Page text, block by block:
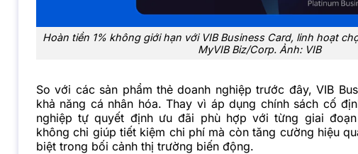
Hoàn tiền 1% không giới hạn với VIB Business Card, linh hoạt
MyVIB Biz/Corp. Ảnh: VIB
So với các sản phẩm thẻ doanh nghiệp trước đây, VIB
khả năng cá nhân hóa. Thay vì áp dụng chính sách cố
nghiệp tự quyết định ưu đãi phù hợp với từng giai
không chỉ giúp tiết kiệm chi phí mà còn tăng cường hiệu
biệt trong bối cảnh thị trường biến động.